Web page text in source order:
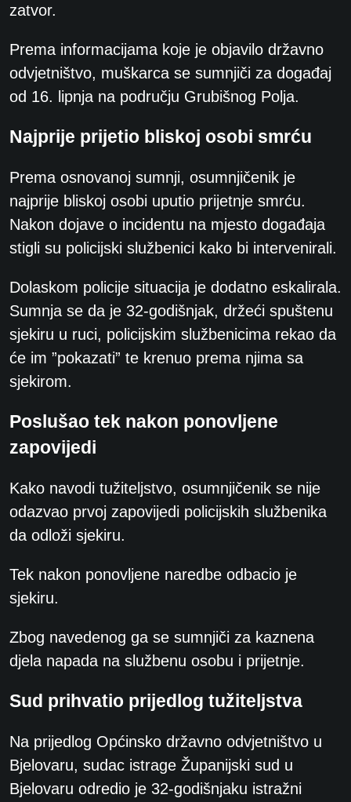
zatvor.
Prema informacijama koje je objavilo državno
odvjetništvo, muškarca se sumnjiči za događaj
od 16. lipnja na području Grubišnog Polja.
Najprije prijetio bliskoj osobi smrću
Prema osnovanoj sumnji, osumnjičenik je
najprije bliskoj osobi uputio prijetnje smrću.
Nakon dojave o incidentu na mjesto događaja
stigli su policijski službenici kako bi intervenirali.
Dolaskom policije situacija je dodatno eskalirala.
Sumnja se da je 32-godišnjak, držeći spuštenu
sjekiru u ruci, policijskim službenicima rekao da
će im ”pokazati” te krenuo prema njima sa
sjekirom.
Poslušao tek nakon ponovljene
zapovijedi
Kako navodi tužiteljstvo, osumnjičenik se nije
odazvao prvoj zapovijedi policijskih službenika
da odloži sjekiru.
Tek nakon ponovljene naredbe odbacio je
sjekiru.
Zbog navedenog ga se sumnjiči za kaznena
djela napada na službenu osobu i prijetnje.
Sud prihvatio prijedlog tužiteljstva
Na prijedlog Općinsko državno odvjetništvo u
Bjelovaru, sudac istrage Županijski sud u
Bjelovaru odredio je 32-godišnjaku istražni